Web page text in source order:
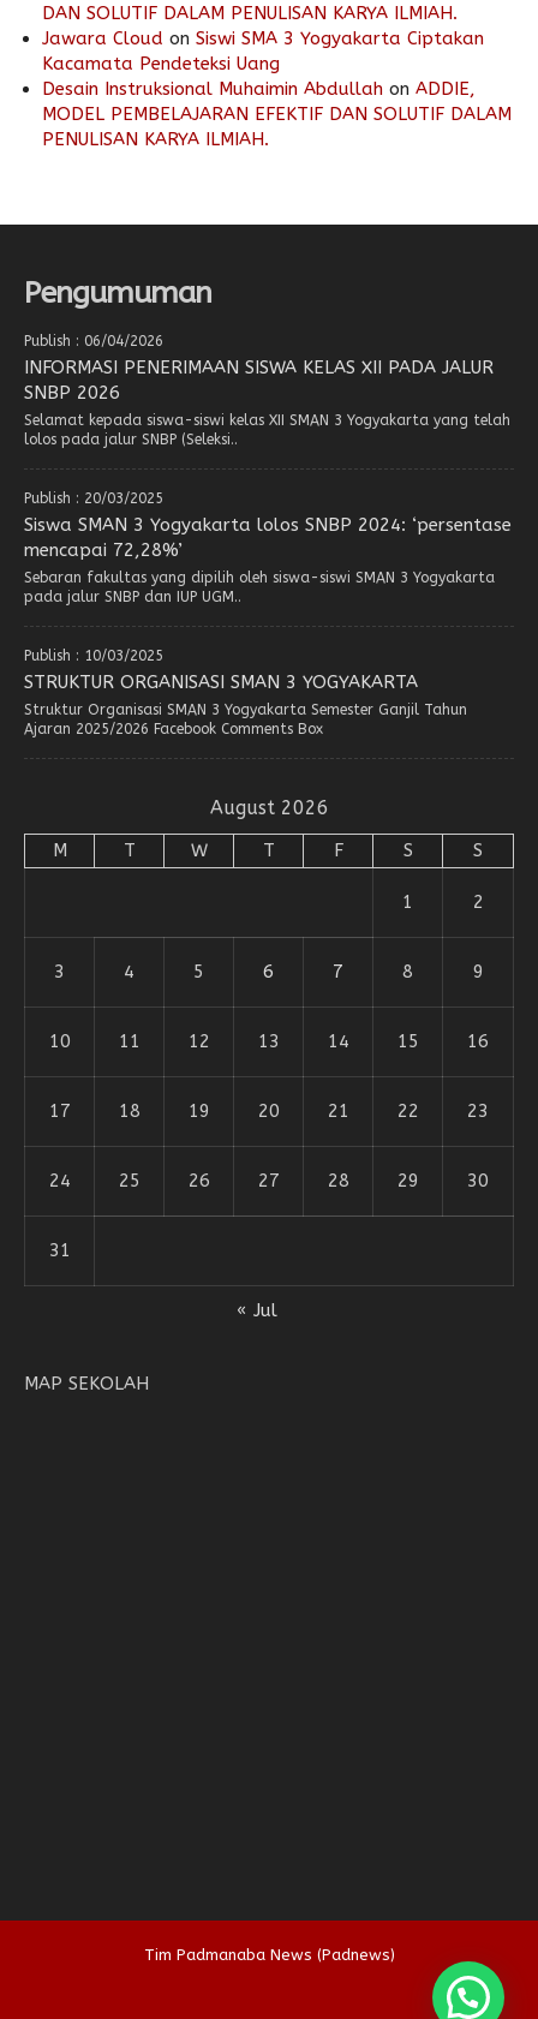
DAN SOLUTIF DALAM PENULISAN KARYA ILMIAH.
Jawara Cloud on Siswi SMA 3 Yogyakarta Ciptakan
Kacamata Pendeteksi Uang
Desain Instruksional Muhaimin Abdullah on ADDIE,
MODEL PEMBELAJARAN EFEKTIF DAN SOLUTIF DALAM
PENULISAN KARYA ILMIAH.
Pengumuman
Publish : 06/04/2026
INFORMASI PENERIMAAN SISWA KELAS XII PADA JALUR
SNBP 2026
Selamat kepada siswa-siswi kelas XII SMAN 3 Yogyakarta yang telah
lolos pada jalur SNBP (Seleksi..
Publish : 20/03/2025
Siswa SMAN 3 Yogyakarta lolos SNBP 2024: ‘persentase
mencapai 72,28%’
Sebaran fakultas yang dipilih oleh siswa-siswi SMAN 3 Yogyakarta
pada jalur SNBP dan IUP UGM..
Publish : 10/03/2025
STRUKTUR ORGANISASI SMAN 3 YOGYAKARTA
Struktur Organisasi SMAN 3 Yogyakarta Semester Ganjil Tahun
Ajaran 2025/2026 Facebook Comments Box
August 2026
M T W T F S S
1 2
3 4 5 6 7 8 9
10 11 12 13 14 15 16
17 18 19 20 21 22 23
24 25 26 27 28 29 30
31
« Jul
MAP SEKOLAH
Tim Padmanaba News (Padnews)